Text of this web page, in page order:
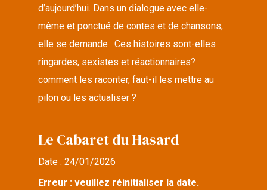
d’aujourd’hui. Dans un dialogue avec elle-
même et ponctué de contes et de chansons,
elle se demande : Ces histoires sont-elles
ringardes, sexistes et réactionnaires?
comment les raconter, faut-il les mettre au
pilon ou les actualiser ?
Le Cabaret du Hasard
Date :24/01/2026
Erreur : veuillez réinitialiser la date.